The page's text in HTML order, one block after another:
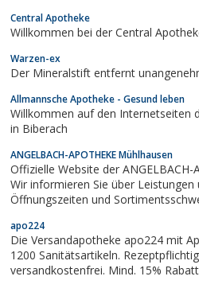
/ 30 31 32 34 oder auch per Fax
Center ist für Sie...
Central Apotheke
Willkommen bei der Central
Warzen-ex
Der Mineralstift entfernt
Allmannsche Apotheke - Gesund leben
Willkommen auf den Internetseiten
in Biberach
ANGELBACH-APOTHEKE Mühlhausen
Offizielle Website der ANGELBACH-
Wir informieren Sie über Leistungen
Öffnungszeiten und
apo224
Die Versandapotheke apo224 mit
1200 Sanitätsartikeln.
versandkostenfrei. Mind. 15%